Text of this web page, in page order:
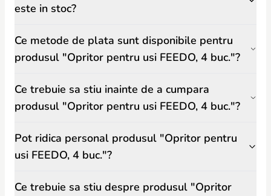
este in stoc?
Ce metode de plata sunt disponibile pentru
produsul "Opritor pentru usi FEEDO, 4 buc."?
Ce trebuie sa stiu inainte de a cumpara
produsul "Opritor pentru usi FEEDO, 4 buc."?
Pot ridica personal produsul "Opritor pentru
usi FEEDO, 4 buc."?
Ce trebuie sa stiu despre produsul "Opritor